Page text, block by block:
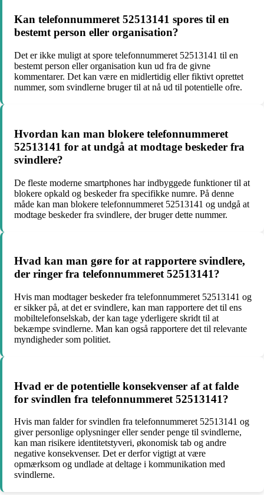
Kan telefonnummeret 52513141 spores til en
bestemt person eller organisation?
Det er ikke muligt at spore telefonnummeret 52513141 til en
bestemt person eller organisation kun ud fra de givne
kommentarer. Det kan være en midlertidig eller fiktivt oprettet
nummer, som svindlerne bruger til at nå ud til potentielle ofre.
Hvordan kan man blokere telefonnummeret
52513141 for at undgå at modtage beskeder fra
svindlere?
De fleste moderne smartphones har indbyggede funktioner til at
blokere opkald og beskeder fra specifikke numre. På denne
måde kan man blokere telefonnummeret 52513141 og undgå at
modtage beskeder fra svindlere, der bruger dette nummer.
Hvad kan man gøre for at rapportere svindlere,
der ringer fra telefonnummeret 52513141?
Hvis man modtager beskeder fra telefonnummeret 52513141 og
er sikker på, at det er svindlere, kan man rapportere det til ens
mobiltelefonselskab, der kan tage yderligere skridt til at
bekæmpe svindlerne. Man kan også rapportere det til relevante
myndigheder som politiet.
Hvad er de potentielle konsekvenser af at falde
for svindlen fra telefonnummeret 52513141?
Hvis man falder for svindlen fra telefonnummeret 52513141 og
giver personlige oplysninger eller sender penge til svindlerne,
kan man risikere identitetstyveri, økonomisk tab og andre
negative konsekvenser. Det er derfor vigtigt at være
opmærksom og undlade at deltage i kommunikation med
svindlerne.